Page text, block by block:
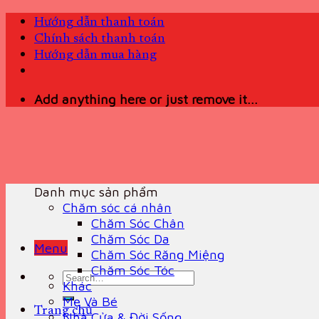
Skip
content
Hướng dẫn thanh toán
Chính sách thanh toán
Hướng dẫn mua hàng
Add anything here or just remove it...
Menu
Search
for:
Trang chủ
Danh mục sản phẩm
Chăm sóc cá nhân
Chăm Sóc Chân
Chăm Sóc Da
Chăm Sóc Răng Miệng
Chăm Sóc Tóc
Khác
Mẹ Và Bé